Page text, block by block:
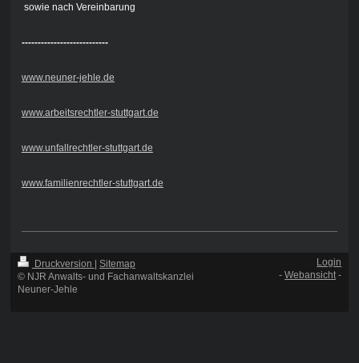
sowie nach Vereinbarung
---------------------------
www.neuner-jehle.de
www.arbeitsrechtler-stuttgart.de
www.unfallrechtler-stuttgart.de
www.familienrechtler-stuttgart.de
Druckversion
Sitemap
© NJR Anwalts- und Fachanwaltskanzlei
Neuner-Jehle
Login
-Webansicht-